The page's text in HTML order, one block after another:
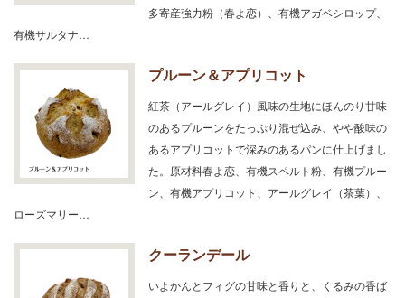
多寄産強力粉（春よ恋）、有機アガベシロップ、
有機サルタナ…
プルーン＆アプリコット
紅茶（アールグレイ）風味の生地にほんのり甘味
のあるプルーンをたっぷり混ぜ込み、やや酸味の
あるアプリコットで深みのあるパンに仕上げまし
た。原材料春よ恋、有機スペルト粉、有機プルー
ン、有機アプリコット、アールグレイ（茶葉）、
ローズマリー…
クーランデール
いよかんとフィグの甘味と香りと、くるみの香ば